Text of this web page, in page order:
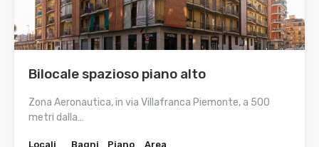
Bilocale spazioso piano alto
Zona Aeronautica, in via Villafranca Piemonte, a 500
metri dalla…
Locali Bagni Piano Area